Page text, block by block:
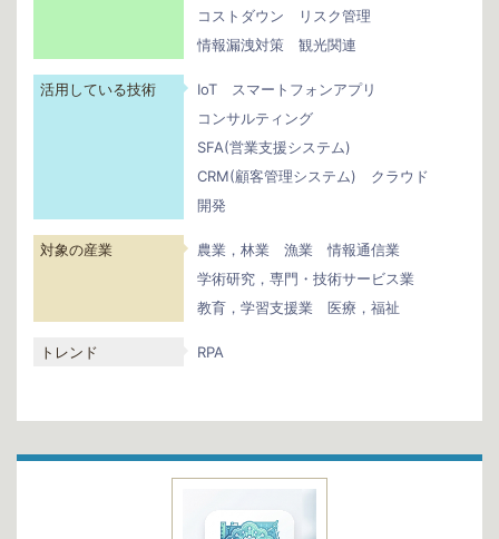
コストダウン
リスク管理
情報漏洩対策
観光関連
活用している技術 IoT
スマートフォンアプリ
コンサルティング
SFA(営業支援システム)
CRM(顧客管理システム)
クラウド
開発
対象の産業 農業，林業 漁業
情報通信業
学術研究，専門・技術サービス業
教育，学習支援業
医療，福祉
トレンド RPA